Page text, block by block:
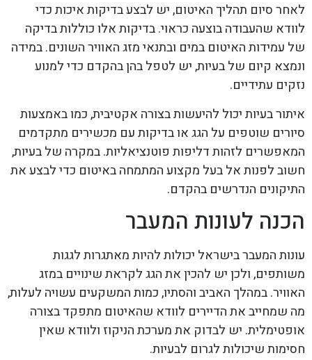
לאחר סיום תהליך האיטום, יש לבצע בדיקות איכות כדי
לוודא שהעבודה בוצעה כראוי. בדיקות אלו כוללות בדיקה
של עמידות האיטום במים ובתנאי מזג האוויר השונים. במידה
ונמצא קיום של בעיות, יש לטפל בהן בהקדם כדי למנוע
נזקים עתידיים.
איתור בעיות יכול להיעשות בצורה אקטיבית, כמו באמצעות
סיורים שוטפים על הגג או בדיקות עם מכשירים מתקדמים
המאפשרים לזהות דליפות פוטנציאליות. במקרה של בעיות,
חשוב לפנות אל בעל מקצוע המתמחה באיטום כדי לבצע את
התיקונים הנדרשים בהקדם.
הכנה לעונות המעבר
עונות המעבר בישראל יכולות להיות מאתגרות לגגות
משותפים, ולכן יש להכין את הגג לקראת שינויים במזג
האוויר. במהלך האביב והסתיו, כמות המשקעים עשויה לעלות,
מה שמחייב את הדיירים לוודא שהאיטום מתפקד בצורה
אופטימלית. יש לבדוק את מערכת הניקוז ולוודא שאין
חסימות שיכולות לגרום לבעיות.